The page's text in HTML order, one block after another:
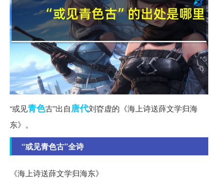
“或见青色古”出自唐代刘昚虚的《海上诗送薛文学归海
东》。
“或见青色古”全诗
《海上诗送薛文学归海东》